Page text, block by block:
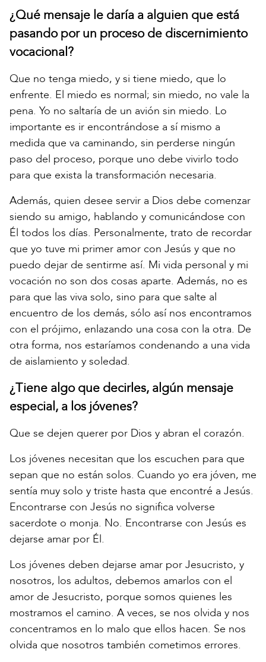
¿Qué mensaje le daría a alguien que está
pasando por un proceso de discernimiento
vocacional?
Que no tenga miedo, y si tiene miedo, que lo
enfrente. El miedo es normal; sin miedo, no vale la
pena. Yo no saltaría de un avión sin miedo. Lo
importante es ir encontrándose a sí mismo a
medida que va caminando, sin perderse ningún
paso del proceso, porque uno debe vivirlo todo
para que exista la transformación necesaria.
Además, quien desee servir a Dios debe comenzar
siendo su amigo, hablando y comunicándose con
Él todos los días. Personalmente, trato de recordar
que yo tuve mi primer amor con Jesús y que no
puedo dejar de sentirme así. Mi vida personal y mi
vocación no son dos cosas aparte. Además, no es
para que las viva solo, sino para que salte al
encuentro de los demás, sólo así nos encontramos
con el prójimo, enlazando una cosa con la otra. De
otra forma, nos estaríamos condenando a una vida
de aislamiento y soledad.
¿Tiene algo que decirles, algún mensaje
especial, a los jóvenes?
Que se dejen querer por Dios y abran el corazón.
Los jóvenes necesitan que los escuchen para que
sepan que no están solos. Cuando yo era jóven, me
sentía muy solo y triste hasta que encontré a Jesús.
Encontrarse con Jesús no significa volverse
sacerdote o monja. No. Encontrarse con Jesús es
dejarse amar por Él.
Los jóvenes deben dejarse amar por Jesucristo, y
nosotros, los adultos, debemos amarlos con el
amor de Jesucristo, porque somos quienes les
mostramos el camino. A veces, se nos olvida y nos
concentramos en lo malo que ellos hacen. Se nos
olvida que nosotros también cometimos errores.